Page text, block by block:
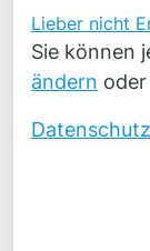
Ihre
gespeichert.
Lieber nicht
Sie können
ändern